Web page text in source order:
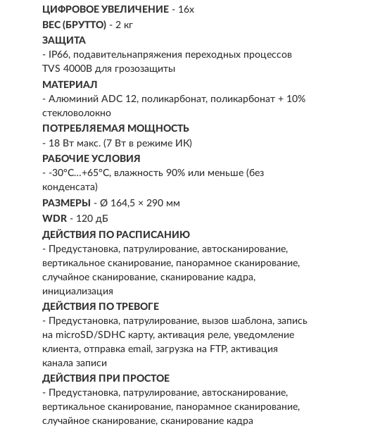
ЦИФРОВОЕ УВЕЛИЧЕНИЕ - 16х
ВЕС (БРУТТО) - 2 кг
ЗАЩИТА
- IP66, подавительнапряжения переходных процессов
TVS 4000В для грозозащиты
МАТЕРИАЛ
- Алюминий ADC 12, поликарбонат, поликарбонат + 10%
стекловолокно
ПОТРЕБЛЯЕМАЯ МОЩНОСТЬ
- 18 Вт макс. (7 Вт в режиме ИК)
РАБОЧИЕ УСЛОВИЯ
- -30°C…+65°C, влажность 90% или меньше (без
конденсата)
РАЗМЕРЫ
- Ø 164,5 × 290 мм
WDR - 120 дБ
ДЕЙСТВИЯ ПО РАСПИСАНИЮ
- Предустановка, патрулирование, автосканирование,
вертикальное сканирование, панорамное сканирование,
случайное сканирование, сканирование кадра,
инициализация
ДЕЙСТВИЯ ПО ТРЕВОГЕ
- Предустановка, патрулирование, вызов шаблона, запись
на microSD/SDHC карту, активация реле, уведомление
клиента, отправка email, загрузка на FTP, активация
канала записи
ДЕЙСТВИЯ ПРИ ПРОСТОЕ
- Предустановка, патрулирование, автосканирование,
вертикальное сканирование, панорамное сканирование,
случайное сканирование, сканирование кадра